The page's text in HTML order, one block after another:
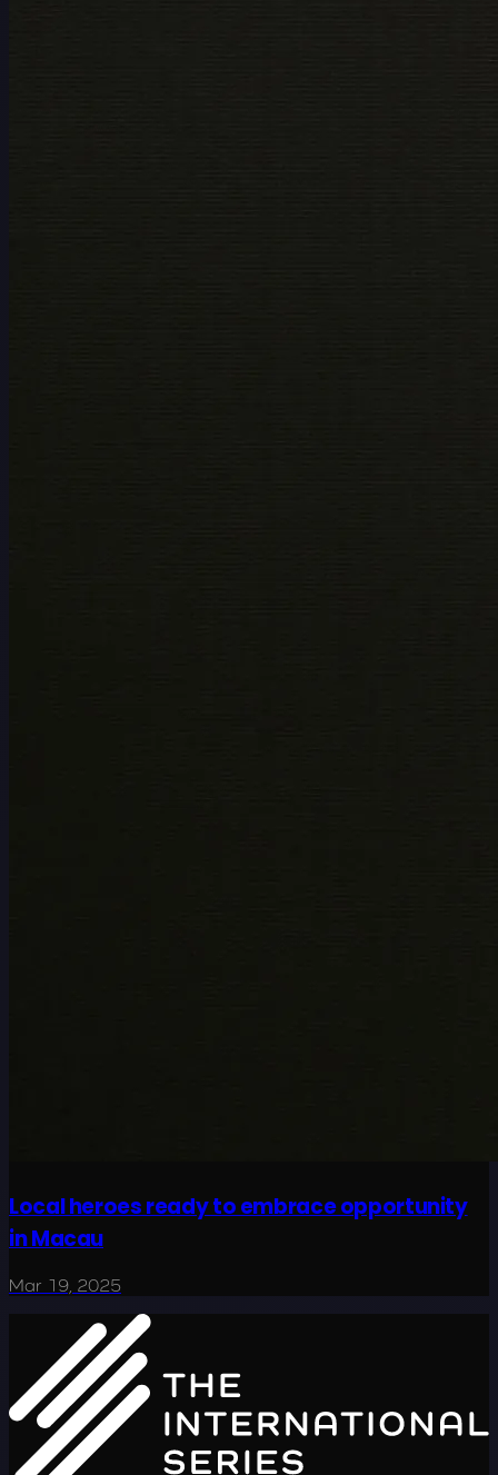
Local heroes ready to embrace opportunity
in Macau
Mar 19, 2025